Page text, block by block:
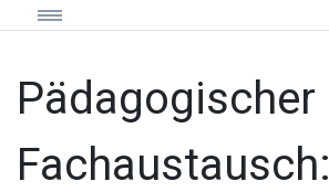
Pädagogischer
Fachaustausch: